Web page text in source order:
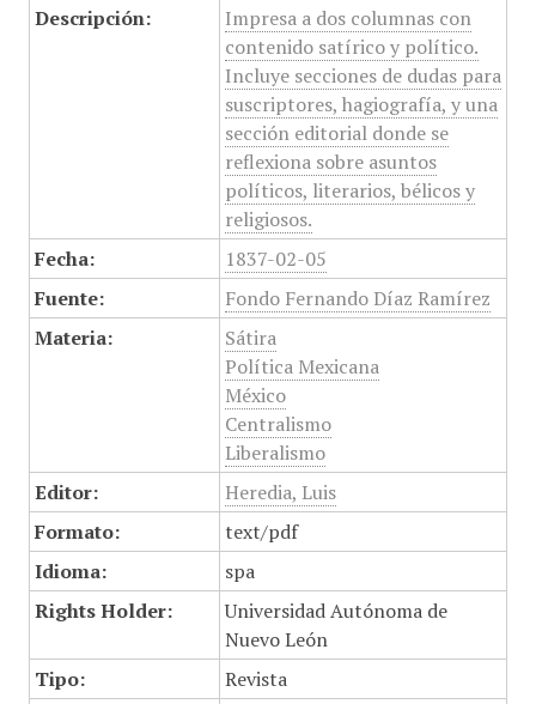
Descripción:
Impresa a dos columnas con
contenido satírico y político.
Incluye secciones de dudas para
suscriptores, hagiografía, y una
sección editorial donde se
reflexiona sobre asuntos
políticos, literarios, bélicos y
religiosos.
Fecha:
1837-02-05
Fuente:
Fondo Fernando Díaz Ramírez
Materia:
Sátira
Política Mexicana
México
Centralismo
Liberalismo
Editor:
Heredia, Luis
Formato:
text/pdf
Idioma:
spa
Rights Holder:
Universidad Autónoma de
Nuevo León
Tipo:
Revista